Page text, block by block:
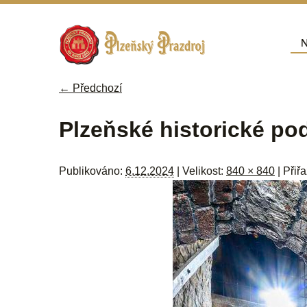
← Předchozí
Plzeňské historické
Publikováno: 6.12.2024 | Velikost: 840 × 840 |